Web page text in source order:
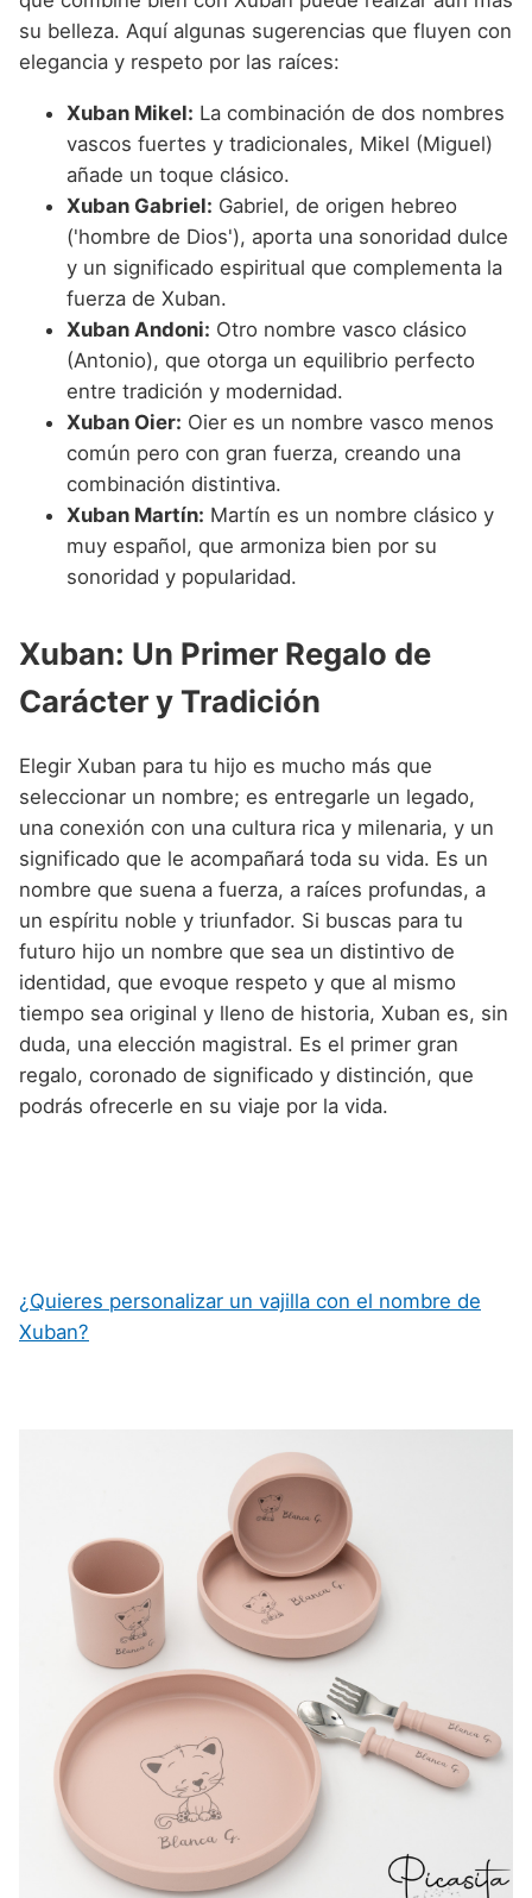
su belleza. Aquí algunas sugerencias que fluyen con
elegancia y respeto por las raíces:
Xuban Mikel: La combinación de dos nombres
vascos fuertes y tradicionales, Mikel (Miguel)
añade un toque clásico.
Xuban Gabriel: Gabriel, de origen hebreo
('hombre de Dios'), aporta una sonoridad dulce
y un significado espiritual que complementa la
fuerza de Xuban.
Xuban Andoni: Otro nombre vasco clásico
(Antonio), que otorga un equilibrio perfecto
entre tradición y modernidad.
Xuban Oier: Oier es un nombre vasco menos
común pero con gran fuerza, creando una
combinación distintiva.
Xuban Martín: Martín es un nombre clásico y
muy español, que armoniza bien por su
sonoridad y popularidad.
Xuban: Un Primer Regalo de
Carácter y Tradición
Elegir Xuban para tu hijo es mucho más que
seleccionar un nombre; es entregarle un legado,
una conexión con una cultura rica y milenaria, y un
significado que le acompañará toda su vida. Es un
nombre que suena a fuerza, a raíces profundas, a
un espíritu noble y triunfador. Si buscas para tu
futuro hijo un nombre que sea un distintivo de
identidad, que evoque respeto y que al mismo
tiempo sea original y lleno de historia, Xuban es, sin
duda, una elección magistral. Es el primer gran
regalo, coronado de significado y distinción, que
podrás ofrecerle en su viaje por la vida.
¿Quieres personalizar un vajilla con el nombre de
Xuban?